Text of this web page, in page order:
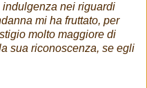
nei riguardi
mi ha fruttato, per
molto maggiore di
sua riconoscenza, se egli